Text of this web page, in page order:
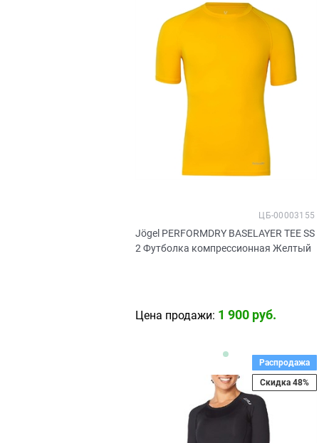
Jögel PERFORMDRY BASELAYER TEE SS
2 Футболка компрессионная Желтый
ЦБ-00003155
Цена продажи: 1 900 руб.
Распродажа
Скидка 48%